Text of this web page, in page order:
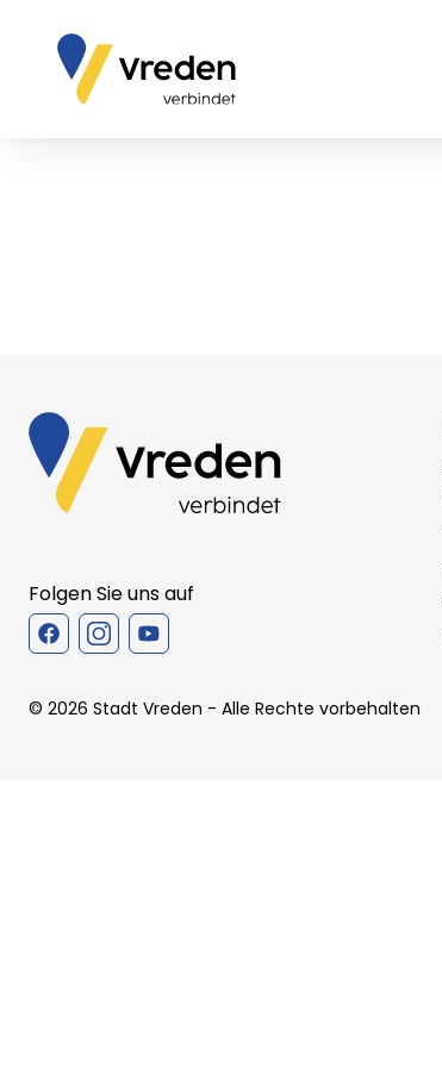
Folgen Sie uns auf
© 2026 Stadt Vreden - Alle Rechte vorbehalten